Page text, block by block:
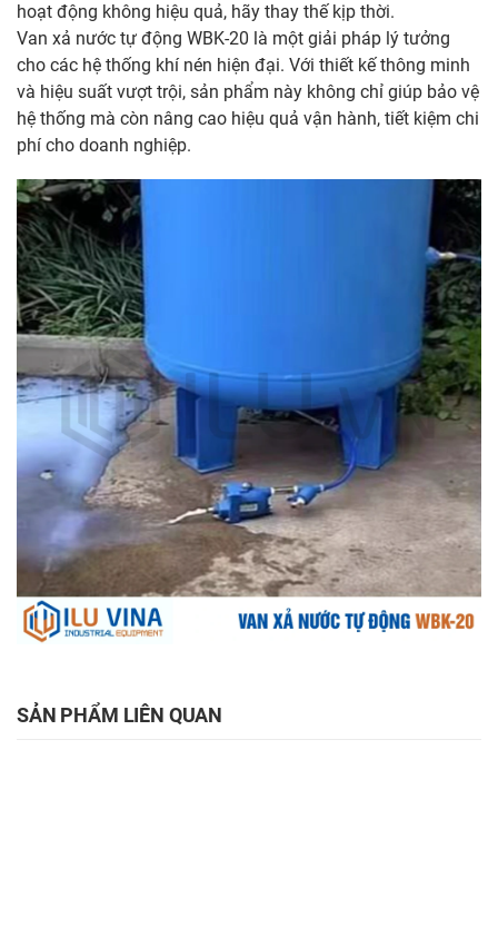
hoạt động không hiệu quả, hãy thay thế kịp thời.
Van xả nước tự động WBK-20 là một giải pháp lý tưởng
cho các hệ thống khí nén hiện đại. Với thiết kế thông minh
và hiệu suất vượt trội, sản phẩm này không chỉ giúp bảo vệ
hệ thống mà còn nâng cao hiệu quả vận hành, tiết kiệm chi
phí cho doanh nghiệp.
SẢN PHẨM LIÊN QUAN